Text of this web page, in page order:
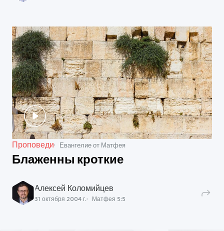
Проповеди Евангелие от Матфея
Блаженны кроткие
Алексей Коломийцев
31 октября 2004 г. Матфея 5:5